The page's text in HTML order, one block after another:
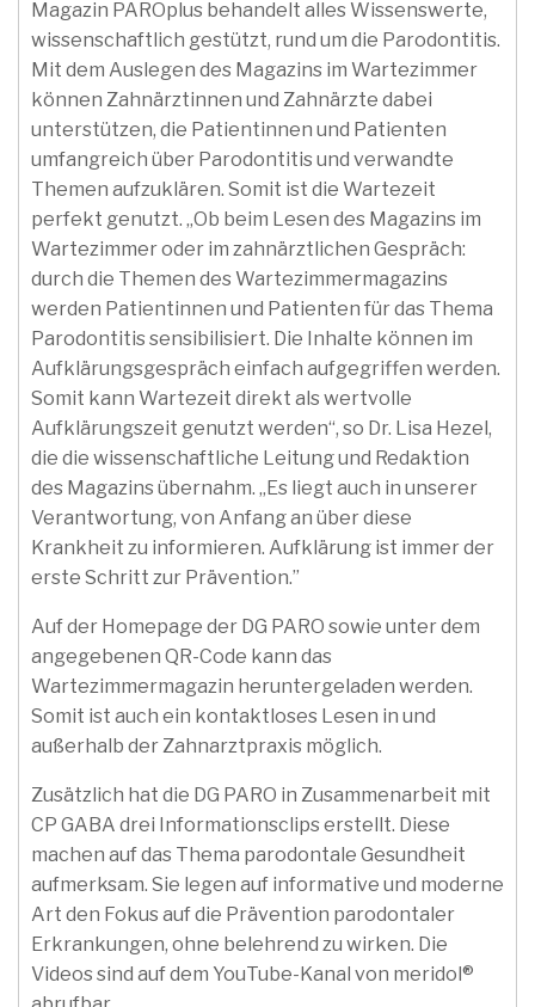
Magazin PAROplus behandelt alles Wissenswerte,
wissenschaftlich gestützt, rund um die Parodontitis.
Mit dem Auslegen des Magazins im Wartezimmer
können Zahnärztinnen und Zahnärzte dabei
unterstützen, die Patientinnen und Patienten
umfangreich über Parodontitis und verwandte
Themen aufzuklären. Somit ist die Wartezeit
perfekt genutzt. „Ob beim Lesen des Magazins im
Wartezimmer oder im zahnärztlichen Gespräch:
durch die Themen des Wartezimmermagazins
werden Patientinnen und Patienten für das Thema
Parodontitis sensibilisiert. Die Inhalte können im
Aufklärungsgespräch einfach aufgegriffen werden.
Somit kann Wartezeit direkt als wertvolle
Aufklärungszeit genutzt werden“, so Dr. Lisa Hezel,
die die wissenschaftliche Leitung und Redaktion
des Magazins übernahm. „Es liegt auch in unserer
Verantwortung, von Anfang an über diese
Krankheit zu informieren. Aufklärung ist immer der
erste Schritt zur Prävention.”
Auf der Homepage der DG PARO sowie unter dem
angegebenen QR-Code kann das
Wartezimmermagazin heruntergeladen werden.
Somit ist auch ein kontaktloses Lesen in und
außerhalb der Zahnarztpraxis möglich.
Zusätzlich hat die DG PARO in Zusammenarbeit mit
CP GABA drei Informationsclips erstellt. Diese
machen auf das Thema parodontale Gesundheit
aufmerksam. Sie legen auf informative und moderne
Art den Fokus auf die Prävention parodontaler
Erkrankungen, ohne belehrend zu wirken. Die
Videos sind auf dem YouTube-Kanal von meridol®